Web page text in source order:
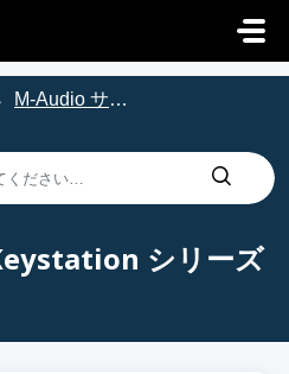
M-Audio サポート
シリーズ